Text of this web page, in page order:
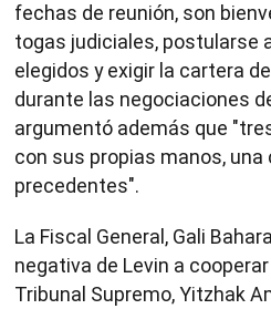
fechas de reunión, son
togas judiciales, postularse
elegidos y exigir la cartera
durante las negociaciones
argumentó además que
con sus propias manos,
precedentes".
La Fiscal General, Gali
negativa de Levin a
Tribunal Supremo, Yitzhak